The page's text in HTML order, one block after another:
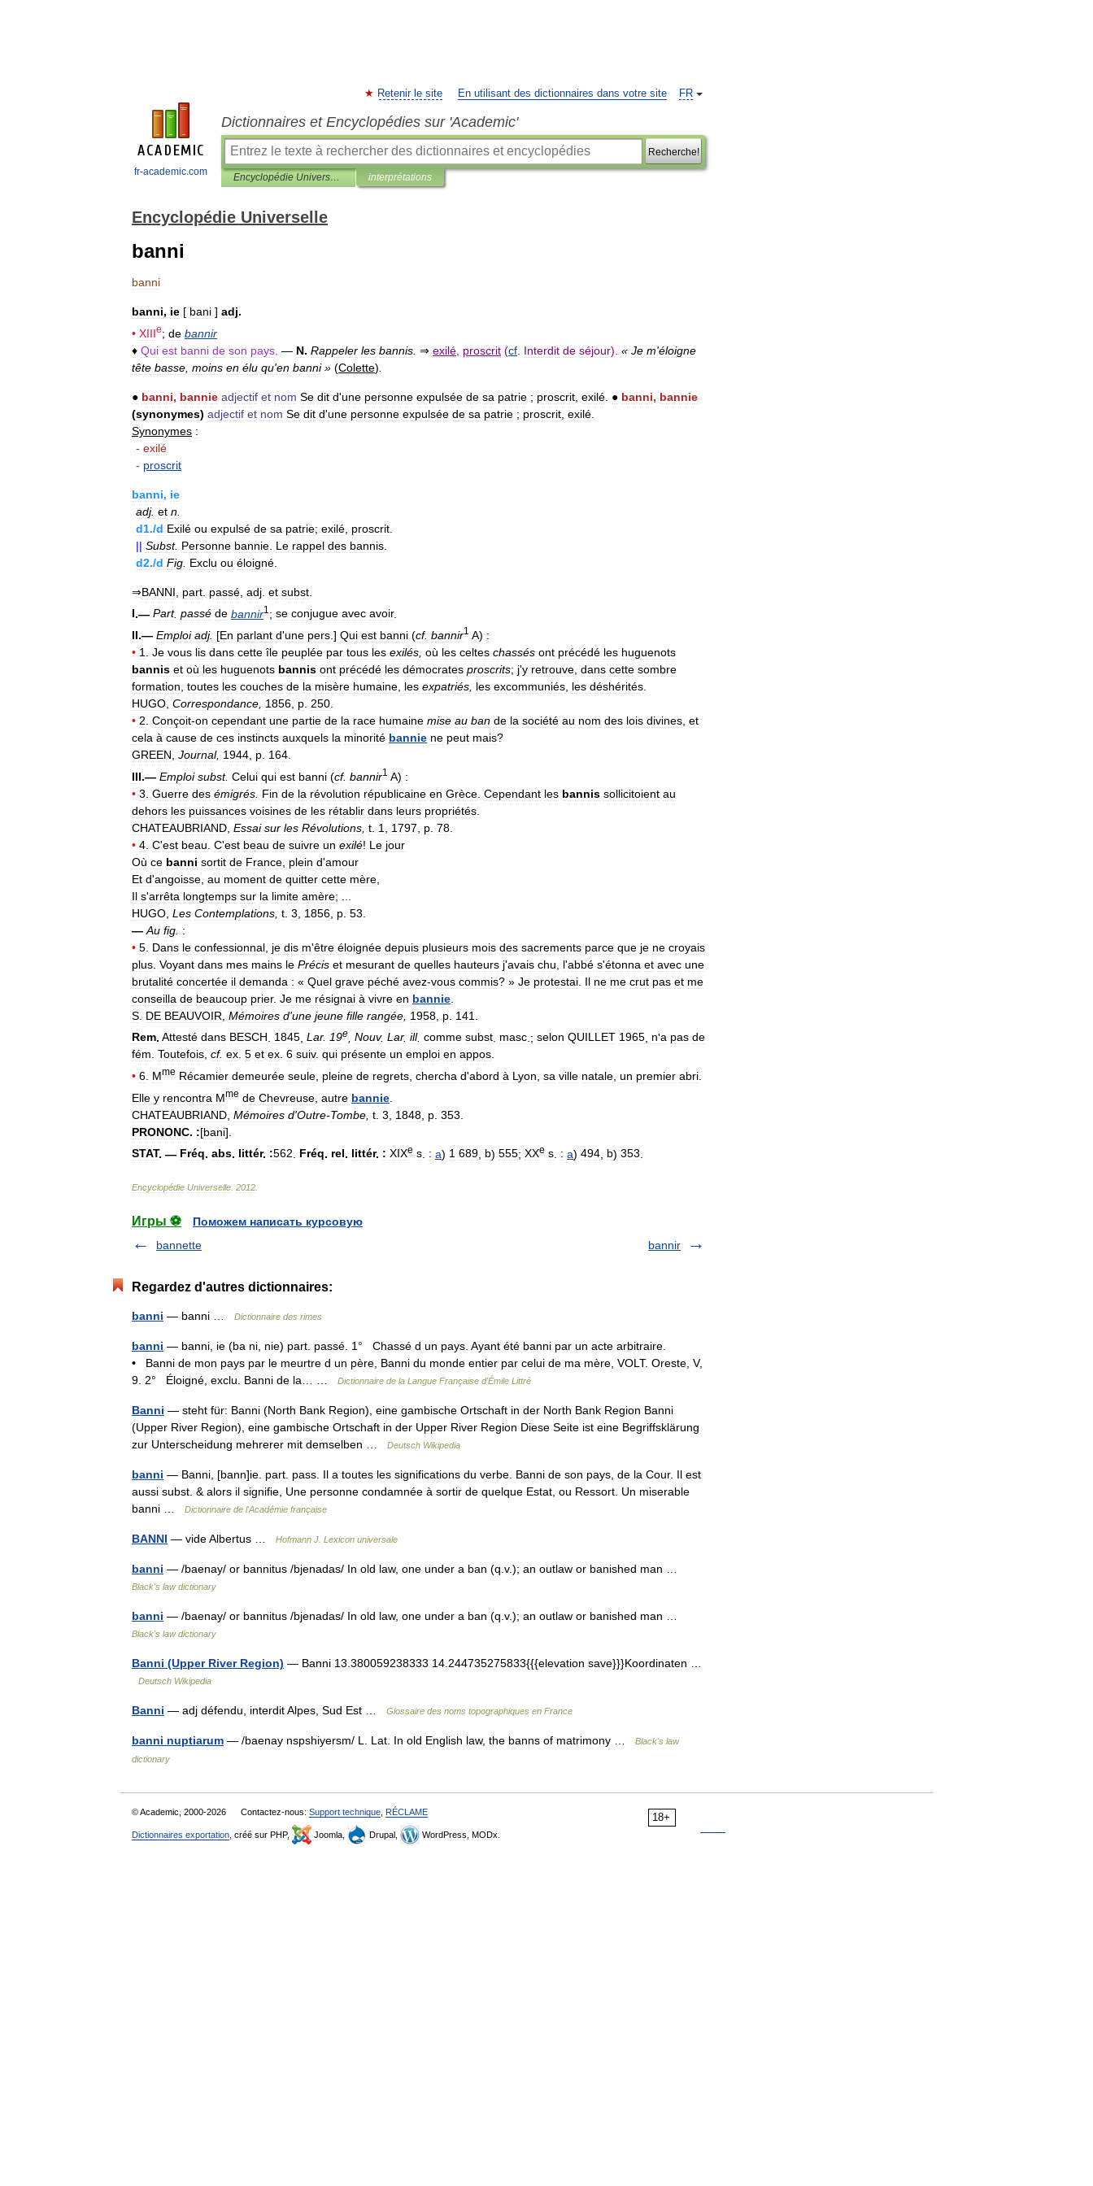
fr-academic.com
FR
Retenir le site En utilisant des dictionnaires dans votre site
Dictionnaires et Encyclopédies sur 'Academic'
Recherche!
Encyclopédie Universelle interprétations
Encyclopédie Universelle
banni
banni
banni, ie [ bani ] adj.
• XIIIe; de bannir
♦ Qui est banni de son pays — N. Rappeler les bannis ⇒ exilé proscrit (cf Interdit de séjour). « Je m'éloigne
tête basse moins en élu qu'en banni» (Colette)
● banni, bannie adjectif et nom Se dit d'une personne expulsée de sa patrie ; proscrit exilé ● banni, bannie
(synonymes) adjectif et nom Se dit d'une personne expulsée de sa patrie ; proscrit exilé
Synonymes :
- exilé
- proscrit
banni, ie
adj. et n
d1./d Exilé ou expulsé de sa patrie; exilé proscrit
|| Subst. Personne bannie Le rappel des bannis
d2./d Fig Exclu ou éloigné
⇒BANNI part passé adj et subst
I.— Part. passé de bannir1 ; se conjugue avec avoir.
II.— Emploi adj. [En parlant d'une pers .] Qui est banni (cf. bannir1 A) :
• 1 Je vous lis dans cette île peuplée par tous les exilés où les celtes chassés ont précédé les huguenots
bannis et où les huguenots bannis ont précédé les démocrates proscrits; j'y retrouve dans cette sombre
formation toutes les couches de la misère humaine les expatriés les excommuniés les déshérités
HUGO Correspondance 1856 p 250
• 2 Conçoit-on cependant une partie de la race humaine mise au ban de la société au nom des lois divines et
cela à cause de ces instincts auxquels la minorité bannie ne peut mais?
GREEN Journal, 1944 p 164
III.— Emploi subst. Celui qui est banni (cf. bannir1 A) :
• 3 Guerre des émigrés Fin de la révolution républicaine en Grèce Cependant les bannis sollicitoient au
dehors les puissances voisines de les rétablir dans leurs propriétés
CHATEAUBRIAND Essai sur les Révolutions t 1 1797 p 78
• 4 C'est beau C'est beau de suivre un exilé! Le jour
Où ce banni sortit de France plein d'amour
Et d'angoisse au moment de quitter cette mère
Il s'arrêta longtemps sur la limite amère; ...
HUGO Les Contemplations t 3 1856 p 53
— Au fig :
• 5 Dans le confessionnal je dis m'être éloignée depuis plusieurs mois des sacrements parce que je ne croyais
plus Voyant dans mes mains le Précis et mesurant de quelles hauteurs j'avais chu l'abbé s'étonna et avec une
brutalité concertée il demanda : « Quel grave péché avez-vous commis? » Je protestai Il ne me crut pas et me
conseilla de beaucoup prier. Je me résignai à vivre en bannie
S DE BEAUVOIR Mémoires d'une jeune fille rangée 1958 p 141
Rem. Attesté dans BESCH 1845 Lar. 19e Nouv. Lar. ill. comme subst masc .; selon QUILLET 1965 n'a pas de
fém. Toutefois, cf. ex. 5 et ex. 6 suiv. qui présente un emploi en appos.
• 6 Mme Récamier demeurée seule pleine de regrets chercha d'abord à Lyon sa ville natale un premier abri
Elle y rencontra Mme de Chevreuse autre bannie
CHATEAUBRIAND Mémoires d'Outre-Tombe t 3 1848 p 353
PRONONC. :[bani].
STAT. — Fréq. abs. littér. :562 Fréq. rel. littér. : XIXe s : a) 1 689 b) 555; XXe s : a) 494 b) 353
Encyclopédie Universelle 2012
Игры ⚽
Поможем написать курсовую
bannette
bannir
Regardez d'autres dictionnaires:
banni — banni … Dictionnaire des rimes
banni — banni, ie (ba ni, nie) part. passé. 1° Chassé d un pays. Ayant été banni par un acte arbitraire.
• Banni de mon pays par le meurtre d un père, Banni du monde entier par celui de ma mère, VOLT. Oreste, V,
9. 2° Éloigné, exclu. Banni de la… …
Dictionnaire de la Langue Française d'Émile Littré
Banni — steht für: Banni (North Bank Region), eine gambische Ortschaft in der North Bank Region Banni
(Upper River Region), eine gambische Ortschaft in der Upper River Region Diese Seite ist eine Begriffsklärung
zur Unterscheidung mehrerer mit demselben …
Deutsch Wikipedia
banni — Banni, [bann]ie. part. pass. Il a toutes les significations du verbe. Banni de son pays, de la Cour. Il est
aussi subst. & alors il signifie, Une personne condamnée à sortir de quelque Estat, ou Ressort. Un miserable
banni …
Dictionnaire de l'Académie française
BANNI — vide Albertus … Hofmann J. Lexicon universale
banni — /baenay/ or bannitus /bjenadas/ In old law, one under a ban (q.v.); an outlaw or banished man …
Black's law dictionary
banni — /baenay/ or bannitus /bjenadas/ In old law, one under a ban (q.v.); an outlaw or banished man …
Black's law dictionary
Banni (Upper River Region) — Banni 13.380059238333 14.244735275833{{{elevation save}}}Koordinaten …
Deutsch Wikipedia
Banni — adj défendu, interdit Alpes, Sud Est … Glossaire des noms topographiques en France
banni nuptiarum — /baenay nspshiyersm/ L. Lat. In old English law, the banns of matrimony …
Black's law
dictionary
18+
© Academic, 2000-2026 Contactez-nous: Support technique RÉCLAME
Dictionnaires exportation , créé sur PHP, Joomla, Drupal, WordPress, MODx.